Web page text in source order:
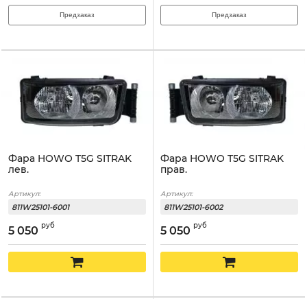
Предзаказ Предзаказ
Фара HOWO T5G SITRAK
лев.
Артикул:
811W25101-6001
5 050 руб
Фара HOWO T5G SITRAK
прав.
Артикул:
811W25101-6002
5 050 руб